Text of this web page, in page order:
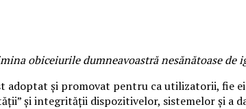
obiceiurile dumneavoastră nesănătoase de
adoptat și promovat pentru ca utilizatorii, fie
și integrității dispozitivelor, sistemelor și a